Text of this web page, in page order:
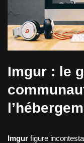
Imgur : le
Imgur figure